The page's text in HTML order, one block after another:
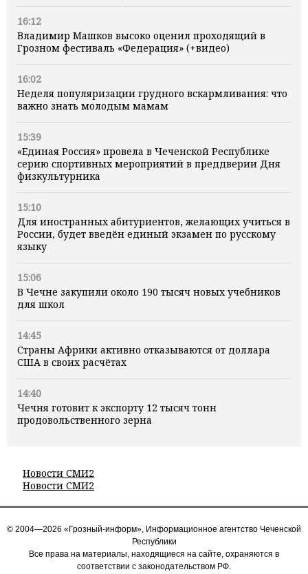
16:12
Владимир Машков высоко оценил проходящий в
Грозном фестиваль «Федерация» (+видео)
16:02
Неделя популяризации грудного вскармливания: что
важно знать молодым мамам
15:39
«Единая Россия» провела в Чеченской Республике
серию спортивных мероприятий в преддверии Дня
физкультурника
15:10
Для иностранных абитуриентов, желающих учиться в
России, будет введён единый экзамен по русскому
языку
15:06
В Чечне закупили около 190 тысяч новых учебников
для школ
14:45
Страны Африки активно отказываются от доллара
США в своих расчётах
14:40
Чечня готовит к экспорту 12 тысяч тонн
продовольственного зерна
Новости СМИ2
Новости СМИ2
© 2004—2026 «Грозный-информ», Информационное агентство Чеченской
Республики
Все права на материалы, находящиеся на сайте, охраняются в
соответствии с законодательством РФ.